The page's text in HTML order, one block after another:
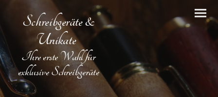
Schreibgeräte &
Unikate
Ihre erste Wahl für
exklusive Schreibgeräte